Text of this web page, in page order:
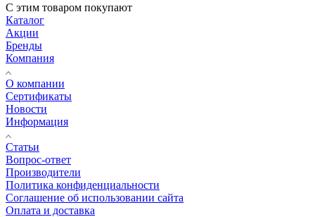
С этим товаром покупают
Каталог
Акции
Бренды
Компания
О компании
Сертификаты
Новости
Информация
Статьи
Вопрос-ответ
Производители
Политика конфиденциальности
Соглашение об использовании сайта
Оплата и доставка